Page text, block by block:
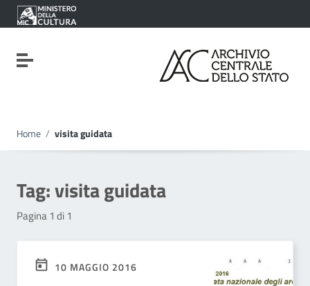
Vai ai contenuti
Vai al menu di navigazione
Vai al footer
Attiva / disattiva la navigazione
Home / visita guidata
Tag:visita guidata
Pagina 1 di 1
10 MAGGIO 2016